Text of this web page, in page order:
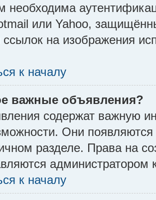
необходима
или Yahoo,
ссылок на изображения
к началу
важные объявления?
содержат важную
Они
разделе. Права на
администратором
к началу